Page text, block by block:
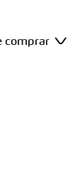
comprar